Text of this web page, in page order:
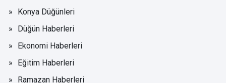
Konya Düğünleri
Düğün Haberleri
Ekonomi Haberleri
Eğitim Haberleri
Ramazan Haberleri